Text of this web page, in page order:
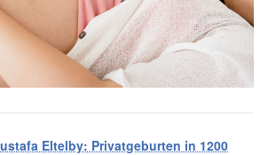
Eltelby: Privatgeburten in 1200